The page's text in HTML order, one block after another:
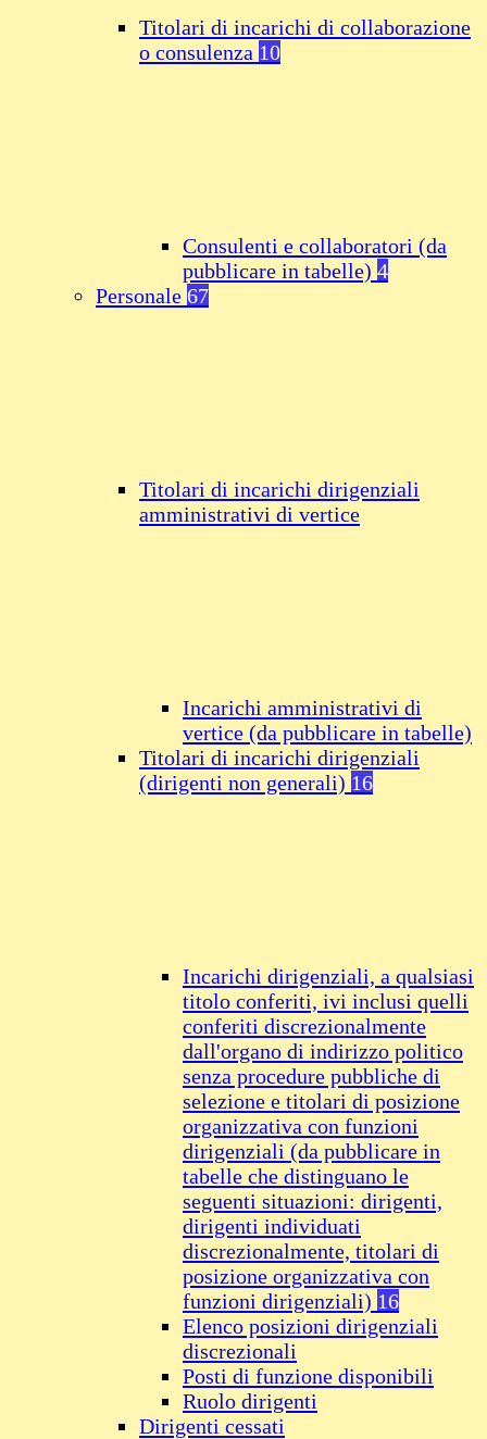
Titolari di incarichi di collaborazione
o consulenza 10
Consulenti e collaboratori (da
pubblicare in tabelle) 4
Personale 67
Titolari di incarichi dirigenziali
amministrativi di vertice
Incarichi amministrativi di
vertice (da pubblicare in tabelle)
Titolari di incarichi dirigenziali
(dirigenti non generali) 16
Incarichi dirigenziali, a qualsiasi
titolo conferiti, ivi inclusi quelli
conferiti discrezionalmente
dall'organo di indirizzo politico
senza procedure pubbliche di
selezione e titolari di posizione
organizzativa con funzioni
dirigenziali (da pubblicare in
tabelle che distinguano le
seguenti situazioni: dirigenti,
dirigenti individuati
discrezionalmente, titolari di
posizione organizzativa con
funzioni dirigenziali) 16
Elenco posizioni dirigenziali
discrezionali
Posti di funzione disponibili
Ruolo dirigenti
Dirigenti cessati